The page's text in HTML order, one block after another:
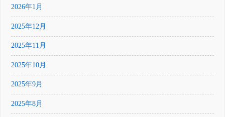
2026年1月
2025年12月
2025年11月
2025年10月
2025年9月
2025年8月